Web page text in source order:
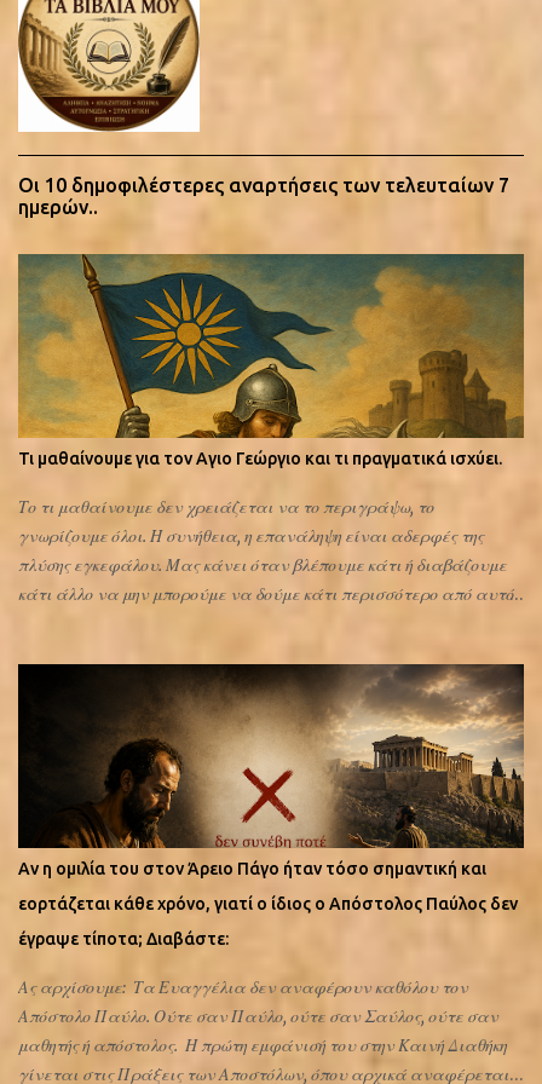
Οι 10 δημοφιλέστερες αναρτήσεις των τελευταίων 7
ημερών..
Τι μαθαίνουμε για τον Αγιο Γεώργιο και τι πραγματικά ισχύει.
Το τι μαθαίνουμε δεν χρειάζεται να το περιγράψω, το
γνωρίζουμε όλοι. Η συνήθεια, η επανάληψη είναι αδερφές της
πλύσης εγκεφάλου. Μας κάνει όταν βλέπουμε κάτι ή διαβάζουμε
κάτι άλλο να μην μπορούμε να δούμε κάτι περισσότερο από αυτό
εκμετάλλευσης του ελληνισμού; Μέχρι τον 12ο αιώνα εικονιζόταν
πεζός ή όχι; Το πρόσθεσαν ή δεν το πρόσθεσαν τον 12ο αιώνα;
Αναφερόταν πριν τον 12ο αιώνα στους βίους, του αγίου, ο δράκος;
Πιθανότατα βρήκαν κάποια έγγραφη μαρτυρία. Μια από τις
πολλές που έχουν ανακαλύψει και επιστημονικώς τεκμηριώσει.
Δηλαδή αρχαιολογική χρονολόγηση και άλλα ή απλά το πρόσθεσαν
αυθαίρετα όπως έχουν προσθέσει και τα περισσότερα; Διαβάστε
τώρα τι ψέλνουν στου αγίου Γεωργίου: Στους «Χαιρετισμούς»
του αγίου Γεωργίου ...
Αν η ομιλία του στον Άρειο Πάγο ήταν τόσο σημαντική και
εορτάζεται κάθε χρόνο, γιατί ο ίδιος ο Απόστολος Παύλος δεν
έγραψε τίποτα; Διαβάστε:
Ας αρχίσουμε: Τα Ευαγγέλια δεν αναφέρουν καθόλου τον
Απόστολο Παύλο. Ούτε σαν Παύλο, ούτε σαν Σαύλος, ούτε σαν
μαθητής ή απόστολος. Η πρώτη εμφάνισή του στην Καινή Διαθήκη
γίνεται στις Πράξεις των Αποστόλων, όπου αρχικά αναφέρεται